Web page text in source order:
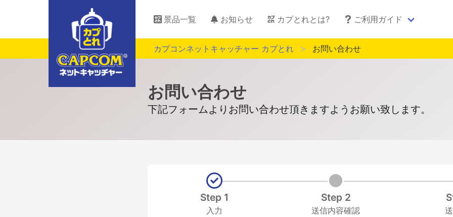
景品一覧 お知らせ カプとれとは? ご利用ガイド
カプコンネットキャッチャー カプとれ お問い合わせ
お問い合わせ
下記フォームよりお問い合わせ頂きますようお願い致します。
Step 1
入力
Step 2
送信内容確認